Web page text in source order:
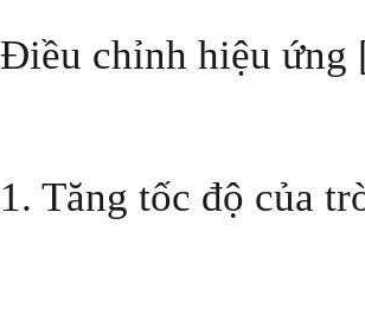
Điều chỉnh hiệu ứng
1. Tăng tốc độ của